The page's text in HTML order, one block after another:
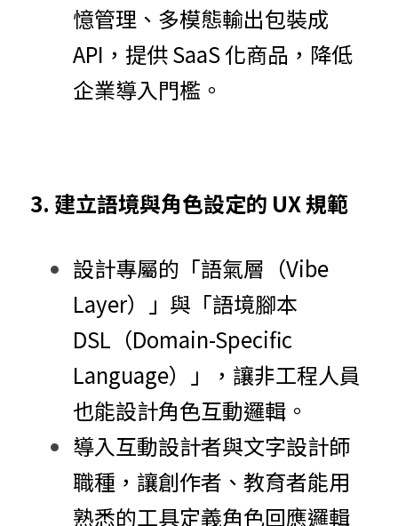
憶管理、多模態輸出包裝成
API，提供 SaaS 化商品，降低
企業導入門檻。
3. 建立語境與角色設定的 UX 規範
設計專屬的「語氣層（Vibe
Layer）」與「語境腳本
DSL（Domain-Specific
Language）」，讓非工程人員
也能設計角色互動邏輯。
導入互動設計者與文字設計師
職種，讓創作者、教育者能用
熟悉的工具定義角色回應邏輯